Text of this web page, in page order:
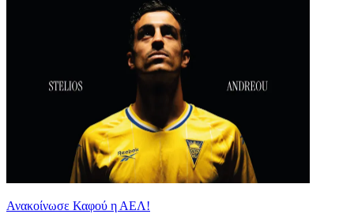
Ανακοίνωσε Καφού η ΑΕΛ!